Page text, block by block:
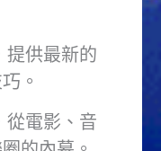
提供最新的
。
從電影、音